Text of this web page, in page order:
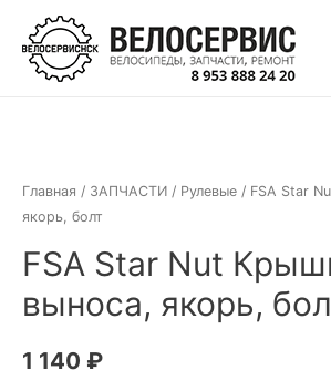
Перейти
содержимому
Главная / ЗАПЧАСТИ / Рулевые / FSA Star
якорь, болт
FSA Star Nut
выноса, якорь,
1 140 ₽